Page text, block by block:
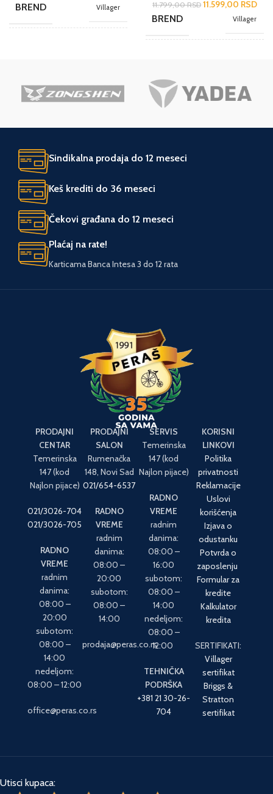
BREND Villager
JEDINICA MERE kom.
ZEMLJA POREKLA Kina
UVOZNIK Agromarket
11.799,00RSD 11.599,00 RSD
BREND Villager
ZEMLJA POREKLA Kina
Sindikalna prodaja do 12 meseci
Keš krediti do 36 meseci
Čekovi građana do 12 meseci
Plaćaj na rate!
Karticama Banca Intesa 3 do 12 rata
PRODAJNI
CENTAR
Temerinska
147 (kod
Najlon pijace)
021/3026-704
021/3026-705
RADNO
VREME
radnim
danima:
08:00 –
20:00
subotom:
08:00 –
14:00
nedeljom:
08:00 – 12:00
office@peras.co.rs
PRODAJNI
SALON
Rumenačka
148, Novi Sad
021/654-6537
RADNO
VREME
radnim
danima:
08:00 –
20:00
subotom:
08:00 –
14:00
prodaja@peras.co.rs
SERVIS
Temerinska
147 (kod
Najlon pijace)
RADNO
VREME
radnim
danima:
08:00 –
16:00
subotom:
08:00 –
14:00
nedeljom:
08:00 –
12:00
TEHNIČKA
PODRŠKA
+381 21 30-26-
704
KORISNI
LINKOVI
Politika
privatnosti
Reklamacije
Uslovi
korišćenja
Izjava o
odustanku
Potvrda o
zaposlenju
Formular za
kredite
Kalkulator
kredita
SERTIFIKATI:
Villager
sertifikat
Briggs &
Stratton
sertifikat
Utisci kupaca: